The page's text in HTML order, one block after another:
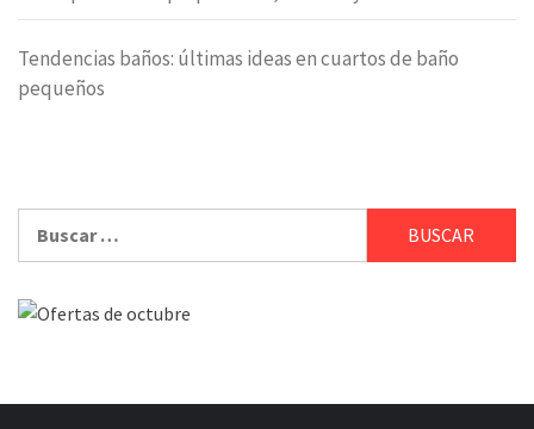
Tendencias baños: últimas ideas en cuartos de baño
pequeños